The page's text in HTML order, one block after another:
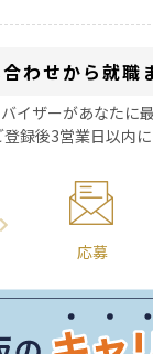
わせから就職
イザーがあなたに
録後3営業日以内に
応募